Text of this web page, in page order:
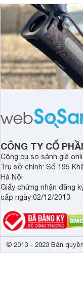
CÔNG TY CỔ
Công cụ so sánh giá
Trụ sở chính: Số 195
Hà Nội
Giấy chứng nhận đăng
cấp ngày 02/12/2013
© 2013 - 2023 Bản